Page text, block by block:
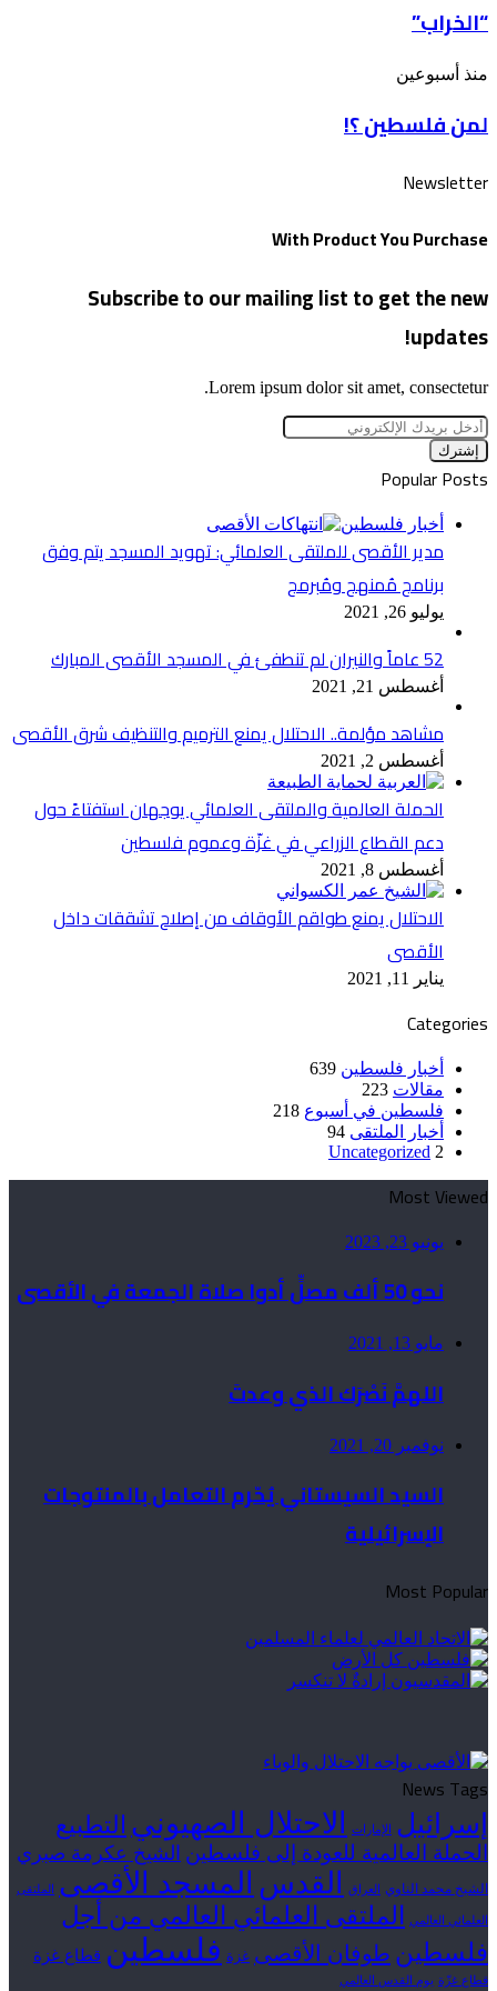
اقتحام
للأقصى
بذكرى
“الخراب”
“الخراب”
لمن
؟!
منذ أسبوعين
لمن فلسطين ؟!
Newsletter
With Product You Purchase
Subscribe to our mailing list to get the new
updates!
Lorem ipsum dolor sit amet, consectetur.
أدخل
بريدك
الإلكتروني
Popular Posts
أخبار فلسطين
مدير الأقصى للملتقى العلمائي: تهويد المسجد يتم وفق
برنامج مُمنهج ومُبرمج
يوليو 26, 2021
52 عاماً والنيران لم تنطفئ في المسجد الأقصى المبارك
أغسطس 21, 2021
مشاهد مؤلمة.. الاحتلال يمنع الترميم والتنظيف شرق الأقصى
أغسطس 2, 2021
الحملة العالمية والملتقى العلمائي يوجهان استفتاءً حول
دعم القطاع الزراعي في غزّة وعموم فلسطين
أغسطس 8, 2021
الاحتلال يمنع طواقم الأوقاف من إصلاح تشققات داخل
الأقصى
يناير 11, 2021
Categories
أخبار فلسطين 639
مقالات 223
فلسطين في أسبوع 218
أخبار الملتقى 94
Uncategorized 2
Most Viewed
يونيو 23, 2023
نحو 50 ألف مصلٍّ أدوا صلاة الجمعة في الأقصى
مايو 13, 2021
اللهمَّ نَصْرَك الذي وعدتَ
نوفمبر 20, 2021
السيد السيستاني يُحّرم التعامل بالمنتوجات
الإسرائيلية
Most Popular
News Tags
إسرائيل الإمارات الاحتلال الصهيوني التطبيع
الحملة العالمية للعودة إلى فلسطين الشيخ عكرمة صبري
الشيخ محمد الناوي العراق القدس المسجد الأقصى الملتقى
العلمائي العالمي الملتقى العلمائي العالمي من أجل
فلسطين طوفان الأقصى غزة فلسطين قطاع غزة
قطاع غزّة يوم القدس العالمي